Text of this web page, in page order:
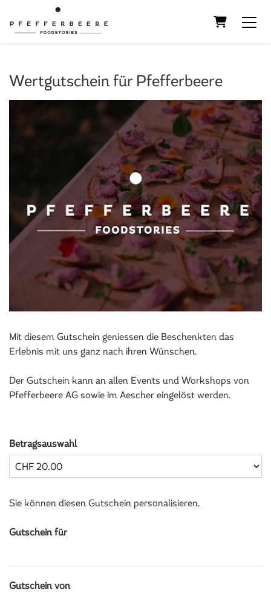
Warenkorb
Wertgutschein für Pfefferbeere
Mit diesem Gutschein geniessen die Beschenkten das
Erlebnis mit uns ganz nach ihren Wünschen.
Der Gutschein kann an allen Events und Workshops von
Pfefferbeere AG sowie im Aescher eingelöst werden.
Betragsauswahl
Sie können diesen Gutschein personalisieren.
Gutschein für
Gutschein von